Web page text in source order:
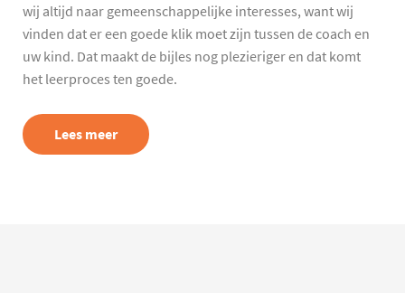
wij altijd naar gemeenschappelijke interesses, want wij
vinden dat er een goede klik moet zijn tussen de coach en
uw kind. Dat maakt de bijles nog plezieriger en dat komt
het leerproces ten goede.
Lees meer